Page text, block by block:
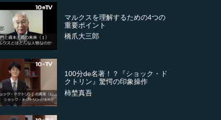
マルクスを理解するための4つの
重要ポイント
橋爪大三郎
100分de名著！？『ショック・ド
クトリン』驚愕の印象操作
柿埜真吾